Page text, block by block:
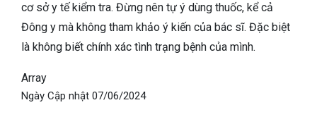
cơ sở y tế kiểm tra. Đừng nên tự ý dùng thuốc, kể cả
Đông y mà không tham khảo ý kiến của bác sĩ. Đặc biệt
là không biết chính xác tình trạng bệnh của mình.
Array
Ngày Cập nhật 07/06/2024